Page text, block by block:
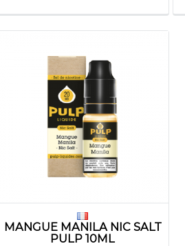
MANGUE MANILA NIC SALT
PULP 10ML